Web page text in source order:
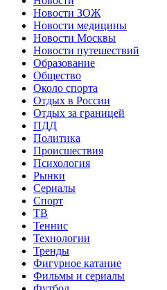
Новости ЗОЖ
Новости медицины
Новости Москвы
Новости путешествий
Образование
Общество
Около спорта
Отдых в России
Отдых за границей
ПДД
Политика
Происшествия
Психология
Рынки
Сериалы
Спорт
ТВ
Теннис
Технологии
Тренды
Фигурное катание
Фильмы и сериалы